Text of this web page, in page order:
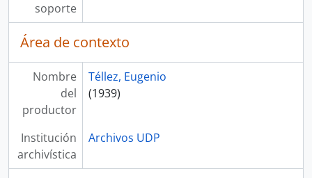
soporte
Área de contexto
Nombre
del
productor
Téllez, Eugenio
(1939)
Institución
archivística
Archivos UDP